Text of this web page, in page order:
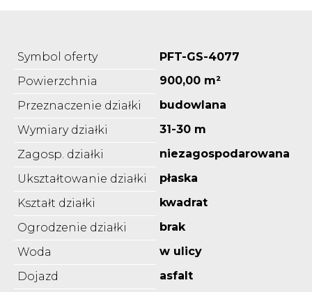
Symbol oferty
PFT-GS-4077
Powierzchnia
900,00 m²
Przeznaczenie działki
budowlana
Wymiary działki
31-30 m
Zagosp. działki
niezagospodarowana
Ukształtowanie działki
płaska
Kształt działki
kwadrat
Ogrodzenie działki
brak
Woda
w ulicy
Dojazd
asfalt